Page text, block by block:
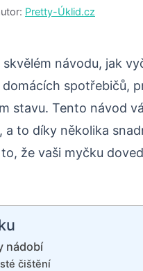
Pretty-Úklid.cz
návodu, jak
spotřebičů,
stavu. Tento návod
a to díky několika
že vaši myčku
nádobí
čištění